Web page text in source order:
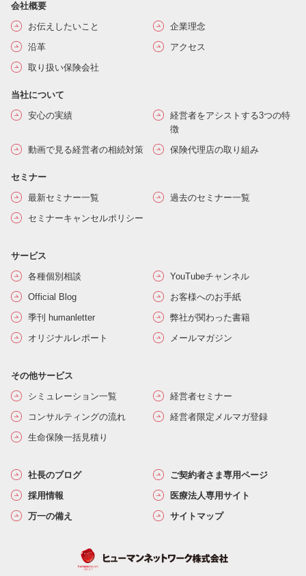
会社概要
お伝えしたいこと
企業理念
沿革
アクセス
取り扱い保険会社
当社について
安心の実績
経営者をアシストする3つの特
徴
動画で見る経営者の相続対策
保険代理店の取り組み
セミナー
最新セミナー一覧
過去のセミナー一覧
セミナーキャンセルポリシー
サービス
各種個別相談
YouTubeチャンネル
Official Blog
お客様へのお手紙
季刊 humanletter
弊社が関わった書籍
オリジナルレポート
メールマガジン
その他サービス
シミュレーション一覧
経営者セミナー
コンサルティングの流れ
経営者限定メルマガ登録
生命保険一括見積り
社長のブログ
ご契約者さま専用ページ
採用情報
医療法人専用サイト
万一の備え
サイトマップ